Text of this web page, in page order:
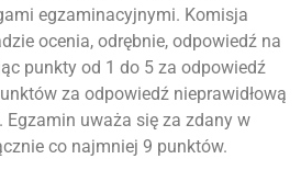
egzaminacyjnymi. Komisja
ocenia, odrębnie, odpowiedź na
punkty od 1 do 5 za odpowiedź
za odpowiedź nieprawidłową
Egzamin uważa się za zdany w
co najmniej 9 punktów.